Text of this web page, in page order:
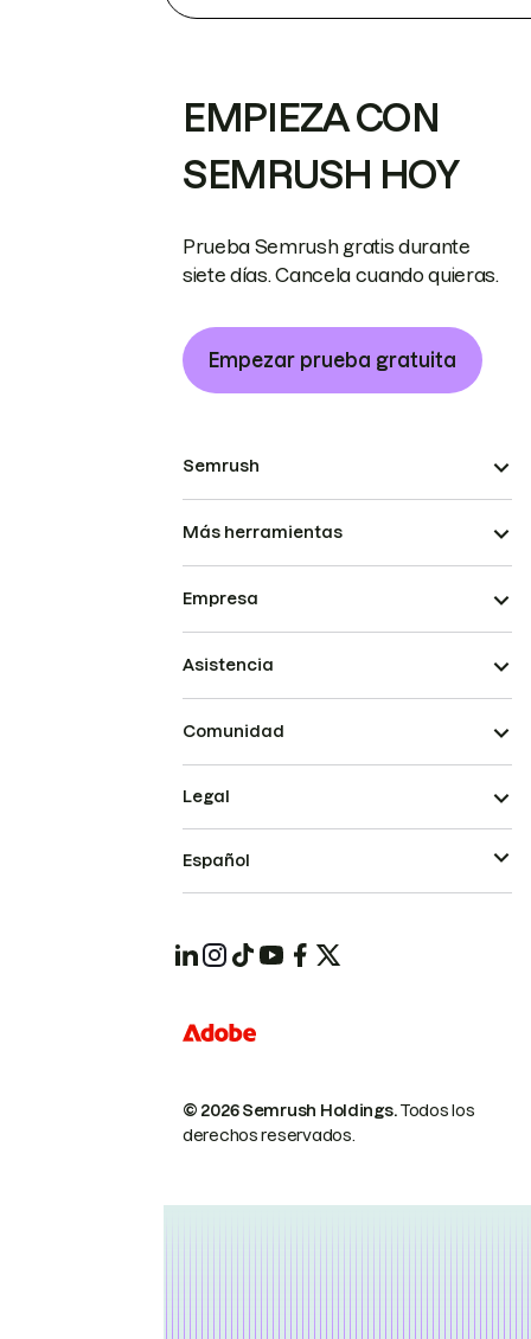
EMPIEZA CON
SEMRUSH HOY
Prueba Semrush gratis durante
siete días. Cancela cuando quieras.
Empezar prueba gratuita
Semrush
Más herramientas
Empresa
Asistencia
Comunidad
© 2026 Semrush Holdings.Todos los
derechos reservados.
Legal
Español